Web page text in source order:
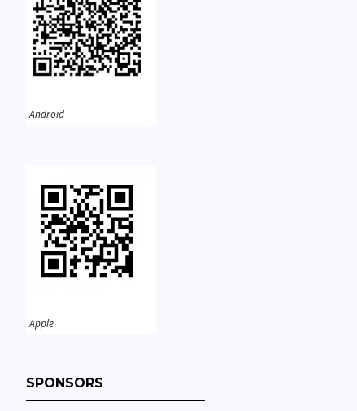
Android
Apple
SPONSORS